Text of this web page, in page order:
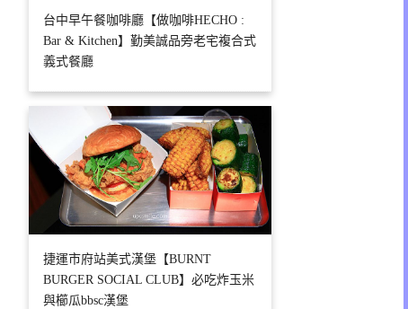
台中早午餐咖啡廳【做咖啡HECHO :
Bar & Kitchen】勤美誠品旁老宅複合式
義式餐廳
捷運市府站美式漢堡【BURNT
BURGER SOCIAL CLUB】必吃炸玉米
與櫛瓜bbsc漢堡